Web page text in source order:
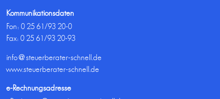
Kommunikationsdaten
Fon:0 25 61/93 20-0
Fax: 0 25 61/93 20-93
info@steuerberater-schnell.de
www.steuerberater-schnell.de
e-Rechnungsadresse